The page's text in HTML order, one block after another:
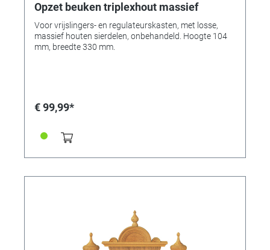
Opzet beuken triplexhout massief
Voor vrijslingers- en regulateurskasten, met losse,
massief houten sierdelen, onbehandeld. Hoogte 104
mm, breedte 330 mm.
€ 99,99*